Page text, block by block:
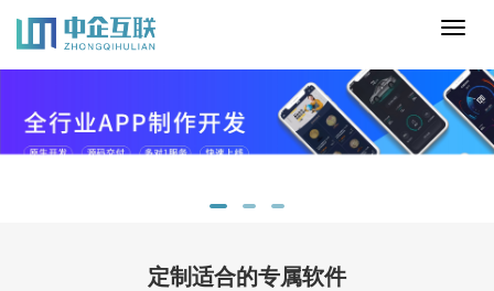
Toggle
定制适合的专属软件